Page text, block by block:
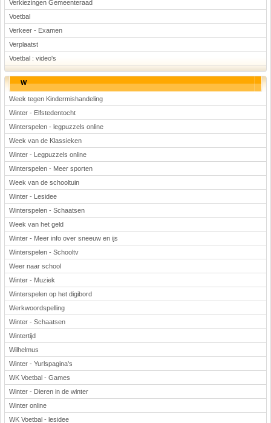
Verkiezingen Gemeenteraad
Voetbal
Verkeer - Examen
Verplaatst
Voetbal : video's
W
Week tegen Kindermishandeling
Winter - Elfstedentocht
Winterspelen - legpuzzels online
Week van de Klassieken
Winter - Legpuzzels online
Winterspelen - Meer sporten
Week van de schooltuin
Winter - Lesidee
Winterspelen - Schaatsen
Week van het geld
Winter - Meer info over sneeuw en ijs
Winterspelen - Schooltv
Weer naar school
Winter - Muziek
Winterspelen op het digibord
Werkwoordspelling
Winter - Schaatsen
Wintertijd
Wilhelmus
Winter - Yurlspagina's
WK Voetbal - Games
Winter - Dieren in de winter
Winter online
WK Voetbal - lesidee